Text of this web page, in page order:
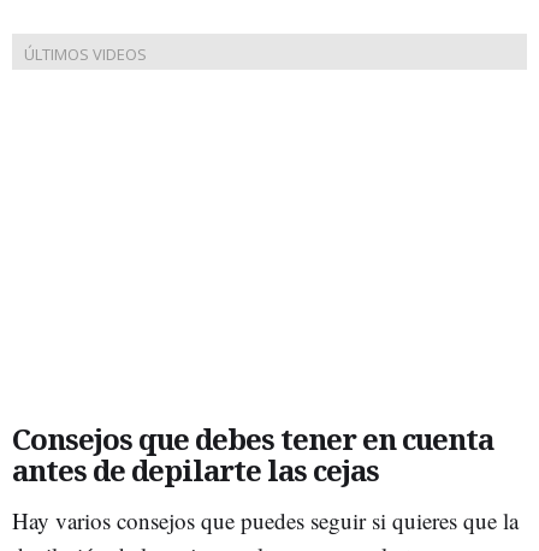
Consejos que debes tener en cuenta
antes de depilarte las cejas
Hay varios consejos que puedes seguir si quieres que la